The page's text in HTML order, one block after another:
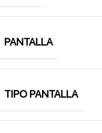
PANTALLA
TIPO PANTALLA